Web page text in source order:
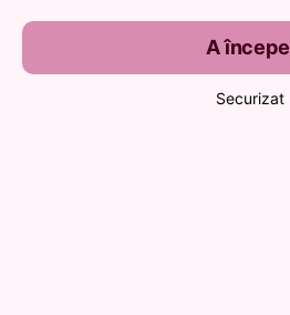
A începe
Securizat